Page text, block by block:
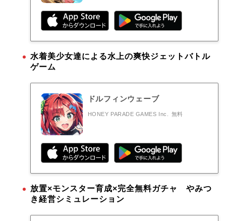
水着美少女達による水上の爽快ジェットバトル
ゲーム
ドルフィンウェーブ
HONEY PARADE GAMES Inc. 無料
放置×モンスター育成×完全無料ガチャ やみつ
き経営シミュレーション